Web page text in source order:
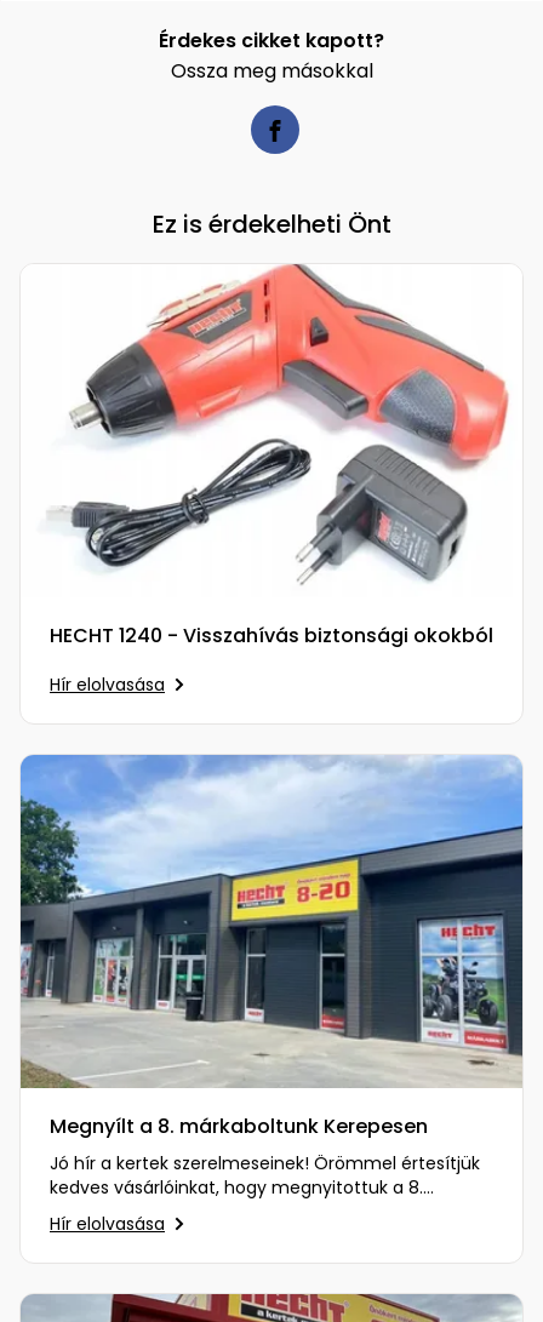
Érdekes cikket kapott?
Ossza meg másokkal
Ez is érdekelheti Önt
HECHT 1240 - Visszahívás biztonsági okokból
Hír elolvasása
Megnyílt a 8. márkaboltunk Kerepesen
Jó hír a kertek szerelmeseinek! Örömmel értesítjük
kedves vásárlóinkat, hogy megnyitottuk a 8.
márkaboltunkat Kerepesen…
Hír elolvasása